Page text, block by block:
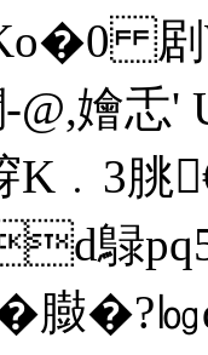
-@,嬒
K﹒3
鵦
臌�?